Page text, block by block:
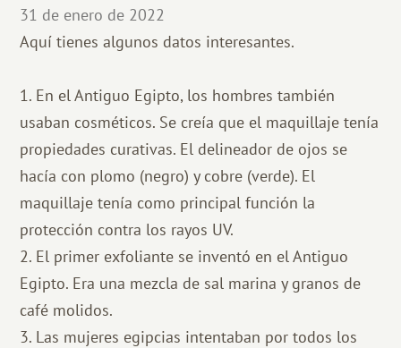
31 de enero de 2022
Aquí tienes algunos datos interesantes.
1. En el Antiguo Egipto, los hombres también
usaban cosméticos. Se creía que el maquillaje tenía
propiedades curativas. El delineador de ojos se
hacía con plomo (negro) y cobre (verde). El
maquillaje tenía como principal función la
protección contra los rayos UV.
2. El primer exfoliante se inventó en el Antiguo
Egipto. Era una mezcla de sal marina y granos de
café molidos.
3. Las mujeres egipcias intentaban por todos los